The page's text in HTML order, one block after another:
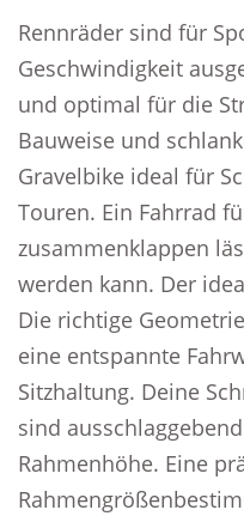
Rennräder sind für
Geschwindigkeit
und optimal für die
Bauweise und
Gravelbike ideal für
Touren. Ein Fahrrad
zusammenklappen
werden kann. Der
Die richtige
eine entspannte
Sitzhaltung. Deine
sind
Rahmenhöhe. Eine